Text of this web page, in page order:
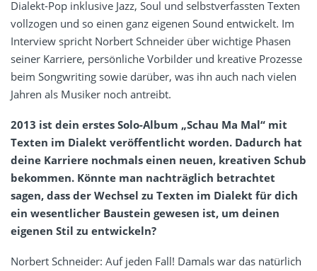
Dialekt-Pop inklusive Jazz, Soul und selbstverfassten Texten
vollzogen und so einen ganz eigenen Sound entwickelt. Im
Interview spricht Norbert Schneider über wichtige Phasen
seiner Karriere, persönliche Vorbilder und kreative Prozesse
beim Songwriting sowie darüber, was ihn auch nach vielen
Jahren als Musiker noch antreibt.
2013 ist dein erstes Solo-Album „Schau Ma Mal“ mit
Texten im Dialekt veröffentlicht worden. Dadurch hat
deine Karriere nochmals einen neuen, kreativen Schub
bekommen. Könnte man nachträglich betrachtet
sagen, dass der Wechsel zu Texten im Dialekt für dich
ein wesentlicher Baustein gewesen ist, um deinen
eigenen Stil zu entwickeln?
Norbert Schneider: Auf jeden Fall! Damals war das natürlich